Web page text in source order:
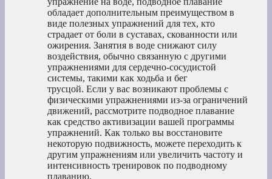
обладает дополнительным преимуществом в
виде полезных упражнений для тех, кто
страдает от боли в суставах, скованности или
ожирения. Занятия в воде снижают силу
воздействия, обычно связанную с другими
упражнениями для сердечно-сосудистой
системы, такими как ходьба и бег
трусцой. Если у вас возникают проблемы с
физическими упражнениями из-за ограничений
движений, рассмотрите подводное плавание
как средство активизации вашей программы
упражнений. Как только вы восстановите
некоторую подвижность, можете переходить к
другим упражнениям или увеличить частоту и
интенсивность тренировок по подводному
плаванию.